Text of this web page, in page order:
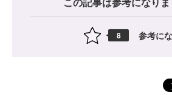
8 参考に